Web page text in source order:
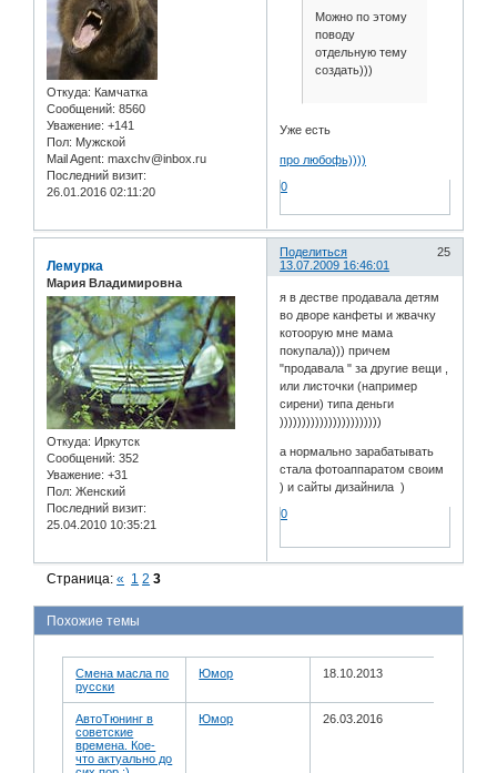
Откуда: Камчатка
Сообщений: 8560
Уважение: +141
Пол: Мужской
Mail Agent: maxchv@inbox.ru
Последний визит:
26.01.2016 02:11:20
Можно по этому
поводу
отдельную тему
создать)))
Уже есть
про любофь))))
0
Поделиться
25
13.07.2009 16:46:01
Лемурка
Мария Владимировна
Откуда: Иркутск
Сообщений: 352
Уважение: +31
Пол: Женский
Последний визит:
25.04.2010 10:35:21
я в дестве продавала детям
во дворе канфеты и жвачку
котоорую мне мама
покупала))) причем
"продавала " за другие вещи ,
или листочки (например
сирени) типа деньги
)))))))))))))))))))))))
а нормально зарабатывать
стала фотоаппаратом своим
) и сайты дизайнила )
0
Страница:« 1 2 3
Похожие темы
Смена масла по
русски
Юмор 18.10.2013
АвтоТюнинг в
советские
времена. Кое-
что актуально до
Юмор 26.03.2016